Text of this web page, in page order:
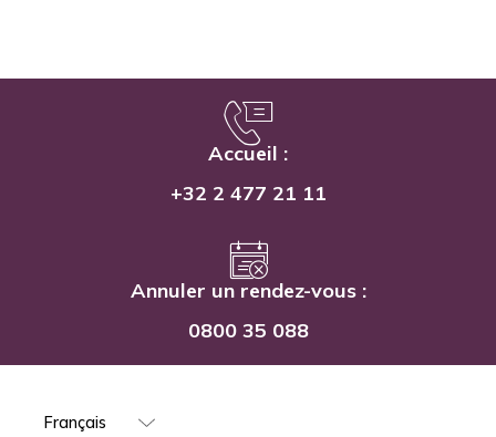
Accueil :
+32 2 477 21 11
Annuler un rendez-vous :
0800 35 088
your